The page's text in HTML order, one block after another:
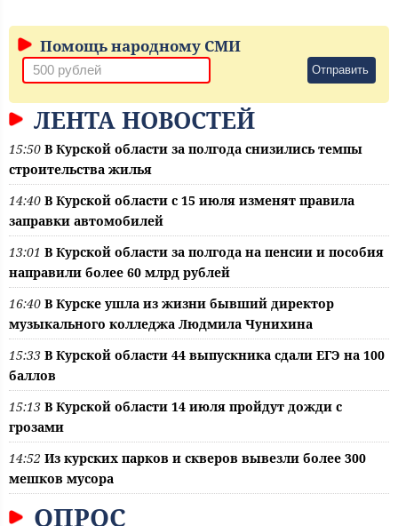
Помощь народному СМИ
Отправить
ЛЕНТА НОВОСТЕЙ
15:50 В Курской области за полгода снизились темпы
строительства жилья
14:40 В Курской области с 15 июля изменят правила
заправки автомобилей
13:01 В Курской области за полгода на пенсии и пособия
направили более 60 млрд рублей
16:40 В Курске ушла из жизни бывший директор
музыкального колледжа Людмила Чунихина
15:33 В Курской области 44 выпускника сдали ЕГЭ на 100
баллов
15:13 В Курской области 14 июля пройдут дожди с
грозами
14:52 Из курских парков и скверов вывезли более 300
мешков мусора
ОПРОС